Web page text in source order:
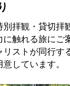
別拝観・貸切拝
に触れる旅にご
ストが同行す
しています。